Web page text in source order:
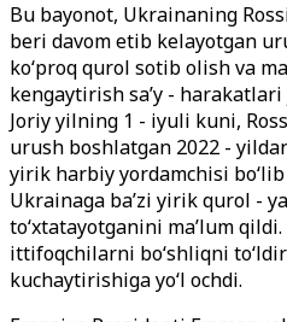
Bu bayonot, Ukrainaning
beri davom etib kelayotgan
koʻproq qurol sotib olish va
kengaytirish saʼy -
Joriy yilning 1 - iyuli kuni,
urush boshlatgan 2022 -
yirik harbiy yordamchisi
Ukrainaga ba’zi yirik qurol -
to‘xtatayotganini ma’lum
ittifoqchilarni bo‘shliqni
kuchaytirishiga yo‘l ochdi.